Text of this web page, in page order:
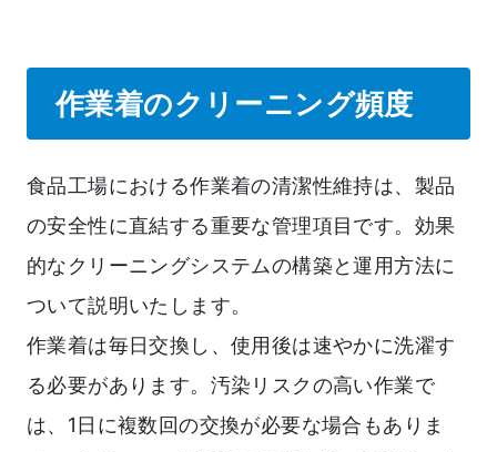
作業着のクリーニング頻度
食品工場における作業着の清潔性維持は、製品
の安全性に直結する重要な管理項目です。効果
的なクリーニングシステムの構築と運用方法に
ついて説明いたします。
作業着は毎日交換し、使用後は速やかに洗濯す
る必要があります。汚染リスクの高い作業で
は、1日に複数回の交換が必要な場合もありま